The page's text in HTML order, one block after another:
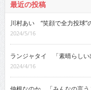
最近の投稿
川村あい “笑顔で全力投球”
2024/5/16
ランジャタイ 「素晴らしい
2024/4/16